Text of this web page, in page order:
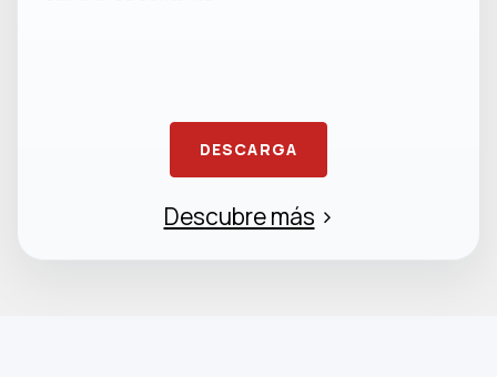
DESCARGA
Descubre más >